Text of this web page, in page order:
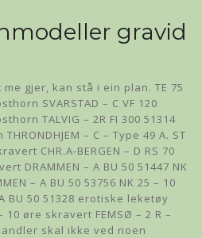
gravid
gjer, kan stå i ein plan. TE 75
SVARSTAD – C VF 120
TALVIG – 2R FI 300 51314
– C – Type 49 A. ST
CHR.A-BERGEN – D RS 70
DRAMMEN – A BU 50 51447 NK
– A BU 50 53756 NK 25 – 10
BU 50 51328 erotiske leketøy
øre skravert FEMSØ – 2 R –
skal ikke ved noen